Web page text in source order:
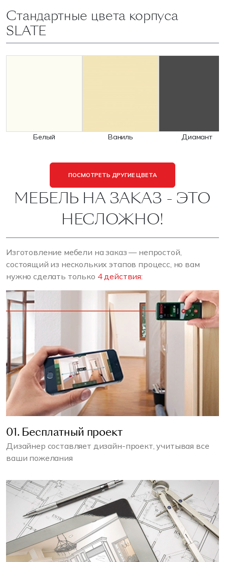
Стандартные цвета корпуса
SLATE
Белый Ваниль Диамант
ПОСМОТРЕТЬ ДРУГИЕ ЦВЕТА
МЕБЕЛЬ НА ЗАКАЗ - ЭТО
НЕСЛОЖНО!
Изготовление мебели на заказ — непростой,
состоящий из нескольких этапов процесс, но вам
нужно сделать только 4 действия:
01. Бесплатный проект
Дизайнер составляет дизайн-проект, учитывая все
ваши пожелания